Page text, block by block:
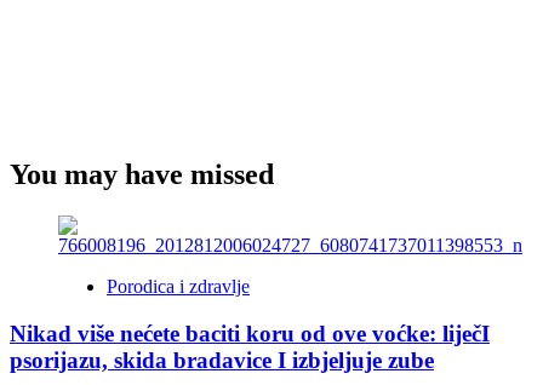
You may have missed
Porodica i zdravlje
Nikad više nećete baciti koru od ove voćke: liječI
psorijazu, skida bradavice I izbjeljuje zube